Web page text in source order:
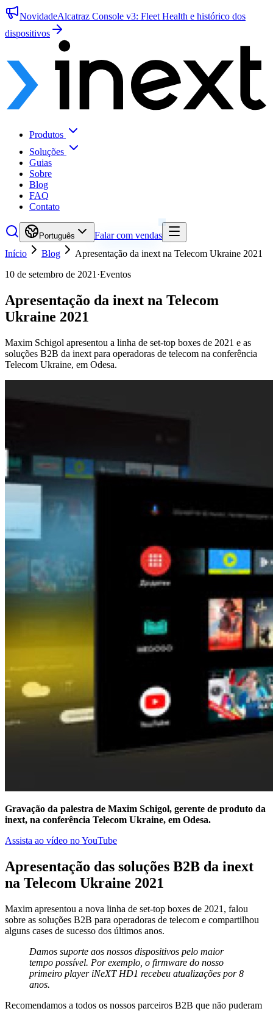
NovidadeAlcatraz Console v3: Fleet Health e histórico dos
dispositivos
Produtos
Soluções
Guias
Sobre
Blog
FAQ
Contato
Português
Falar com vendas
Início
Blog
Apresentação da inext na Telecom Ukraine 2021
10 de setembro de 2021 ·Eventos
Apresentação da inext na Telecom
Ukraine 2021
Maxim Schigol apresentou a linha de set-top boxes de 2021 e as
soluções B2B da inext para operadoras de telecom na conferência
Telecom Ukraine, em Odesa.
Gravação da palestra de Maxim Schigol, gerente de produto da
inext, na conferência Telecom Ukraine, em Odesa.
Assista ao vídeo no YouTube
Apresentação das soluções B2B da inext
na Telecom Ukraine 2021
Maxim apresentou a nova linha de set-top boxes de 2021, falou
sobre as soluções B2B para operadoras de telecom e compartilhou
alguns cases de sucesso dos últimos anos.
Damos suporte aos nossos dispositivos pelo maior
tempo possível. Por exemplo, o firmware do nosso
primeiro player iNeXT HD1 recebeu atualizações por 8
anos.
Recomendamos a todos os nossos parceiros B2B que não puderam